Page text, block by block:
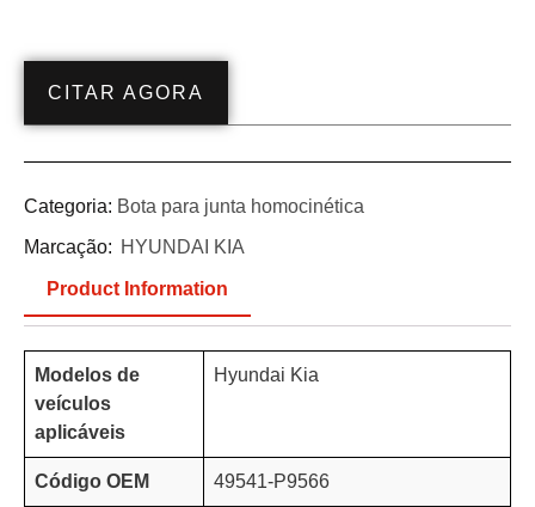
CITAR AGORA
Categoria: Bota para junta homocinética
Marcação: HYUNDAI KIA
Product Information
Modelos de
veículos
aplicáveis
Hyundai Kia
Código OEM 49541-P9566